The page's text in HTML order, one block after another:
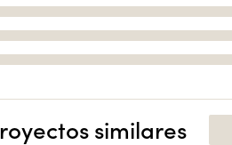
similares